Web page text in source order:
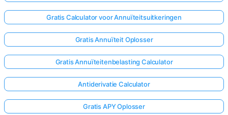
Gratis Calculator voor Annuïteitsuitkeringen
Gratis Annuïteit Oplosser
Gratis Annuïteitenbelasting Calculator
Antiderivatie Calculator
Gratis APY Oplosser